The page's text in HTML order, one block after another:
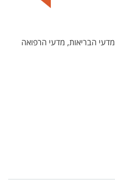
מדעי הבריאות, מדעי הרפואה